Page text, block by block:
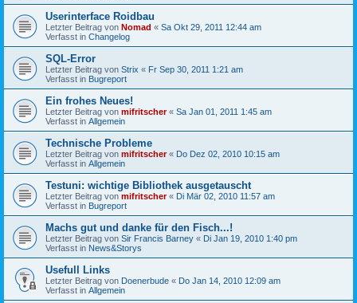
Userinterface Roidbau
Letzter Beitrag von Nomad « Sa Okt 29, 2011 12:44 am
Verfasst in Changelog
SQL-Error
Letzter Beitrag von Strix « Fr Sep 30, 2011 1:21 am
Verfasst in Bugreport
Ein frohes Neues!
Letzter Beitrag von mifritscher« Sa Jan 01, 2011 1:45 am
Verfasst in Allgemein
Technische Probleme
Letzter Beitrag von mifritscher« Do Dez 02, 2010 10:15 am
Verfasst in Allgemein
Testuni: wichtige Bibliothek ausgetauscht
Letzter Beitrag von mifritscher« Di Mär 02, 2010 11:57 am
Verfasst in Bugreport
Machs gut und danke für den Fisch...!
Letzter Beitrag von Sir Francis Barney « Di Jan 19, 2010 1:40 pm
Verfasst in News&Storys
Usefull Links
Letzter Beitrag von Doenerbude « Do Jan 14, 2010 12:09 am
Verfasst in Allgemein